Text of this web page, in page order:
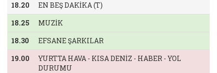
18.20
EN BEŞ DAKİKA (T)
18.25
MUZİK
18.30
EFSANE ŞARKILAR
19.00
YURTTA HAVA - KISA DENİZ - HABER - YOL
DURUMU